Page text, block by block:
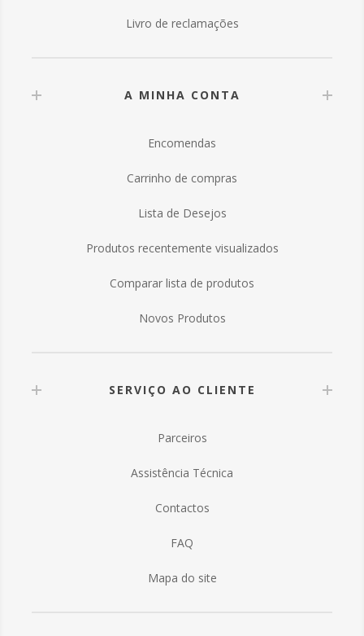
Livro de reclamações
A MINHA CONTA
Encomendas
Carrinho de compras
Lista de Desejos
Produtos recentemente visualizados
Comparar lista de produtos
Novos Produtos
SERVIÇO AO CLIENTE
Parceiros
Assistência Técnica
Contactos
FAQ
Mapa do site